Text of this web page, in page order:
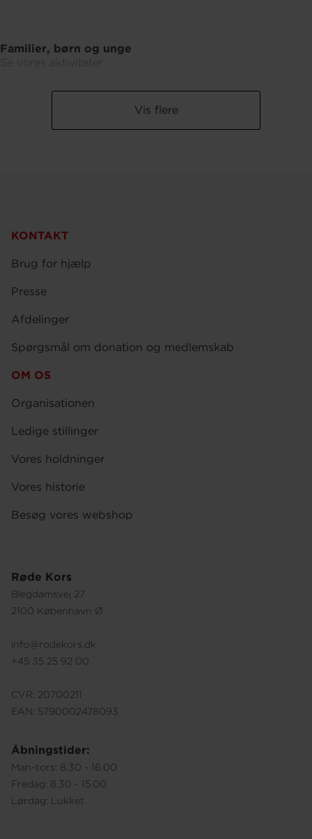
Familier, børn og unge
Se vores aktiviteter
Vis flere
Røde Kors
Blegdamsvej 27
2100 København Ø
info@rodekors.dk
+45 35 25 92 00
CVR: 20700211
EAN: 5790002478093
Åbningstider:
Man-tors: 8.30 - 16.00
Fredag: 8.30 - 15.00
Lørdag: Lukket
KONTAKT
Brug for hjælp
Presse
Afdelinger
Spørgsmål om donation og medlemskab
OM OS
Organisationen
Ledige stillinger
Vores holdninger
Vores historie
Besøg vores webshop